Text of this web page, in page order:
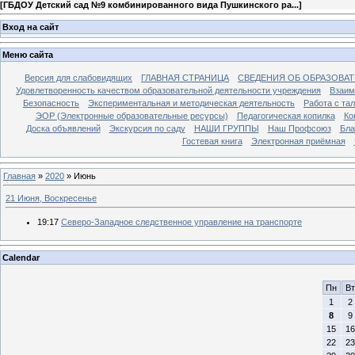
[ГБДОУ Детский сад №9 комбинированного вида Пушкинского ра...]
Вход на сайт
Меню сайта
Версия для слабовидящих ГЛАВНАЯ СТРАНИЦА
СВЕДЕНИЯ ОБ
Удовлетворенность качеством образовательной деятельности учреждения
Безопасность
Экспериментальная и методическая деятельность
Работа с
ЭОР (Электронные образовательные ресурсы)
Педагогическая копилка
Доска объявлений
Экскурсия по саду НАШИ ГРУППЫ Наш Профсоюз
Гостевая книга
Электронная приёмная
Главная » 2020 » Июнь
21 Июня, Воскресенье
19:17 Северо-Западное следственное управление на транспорте
Calendar
Пн
Вт
1
2
8
9
15
16
22
23